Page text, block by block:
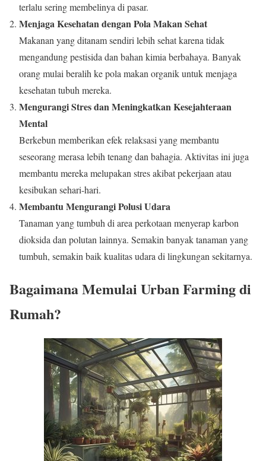
terlalu sering membelinya di pasar.
Menjaga Kesehatan dengan Pola Makan Sehat
Makanan yang ditanam sendiri lebih sehat karena tidak
mengandung pestisida dan bahan kimia berbahaya. Banyak
orang mulai beralih ke pola makan organik untuk menjaga
kesehatan tubuh mereka.
Mengurangi Stres dan Meningkatkan Kesejahteraan
Mental
Berkebun memberikan efek relaksasi yang membantu
seseorang merasa lebih tenang dan bahagia. Aktivitas ini juga
membantu mereka melupakan stres akibat pekerjaan atau
kesibukan sehari-hari.
Membantu Mengurangi Polusi Udara
Tanaman yang tumbuh di area perkotaan menyerap karbon
dioksida dan polutan lainnya. Semakin banyak tanaman yang
tumbuh, semakin baik kualitas udara di lingkungan sekitarnya.
Bagaimana Memulai Urban Farming di
Rumah?